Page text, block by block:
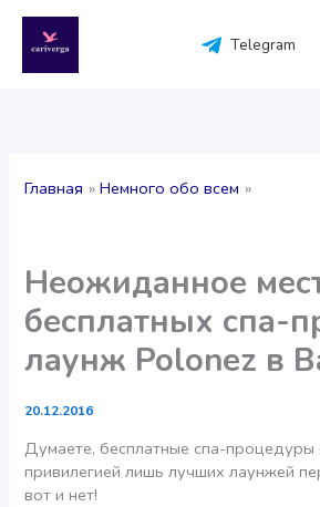
содержимому
Telegram
Главная Немного обо всем
Неожиданное
бесплатных спа-
лаунж Polonez в
20.12.2016
Думаете, бесплатные спа-процедуры
привилегией лишь лучших лаунжей
вот и нет!